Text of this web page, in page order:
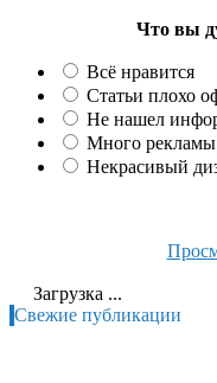
Что вы
Всё нравится
Статьи плохо
Не нашел
Много рекламы
Некрасивый
Загрузка ...
Свежие публикации